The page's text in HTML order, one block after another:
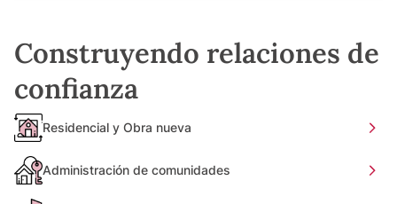
Construyendo relaciones de
confianza
Residencial y Obra nueva
Administración de comunidades